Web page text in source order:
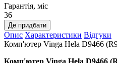
Гарантія, міс
36
Де придбати
Опис Характеристики Відгуки
Комп'ютер Vinga Hela D9466
Комп'ютер Vinga Hela D9466